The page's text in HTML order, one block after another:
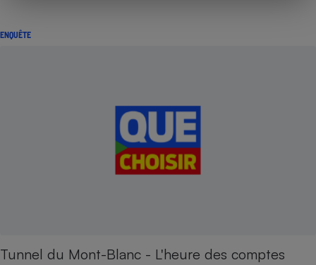
ENQUÊTE
Tunnel du Mont-Blanc - L'heure des comptes